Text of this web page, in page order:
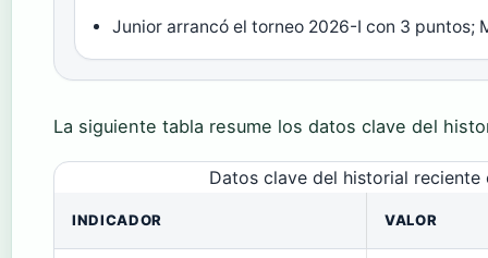
Junior arrancó el torneo 2026-I con 3 puntos;
La siguiente tabla resume los datos clave del
Datos clave del historial
INDICADOR VALOR